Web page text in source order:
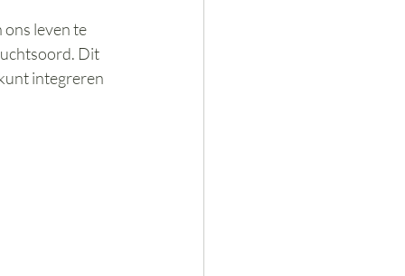
ons leven te
Dit
integreren